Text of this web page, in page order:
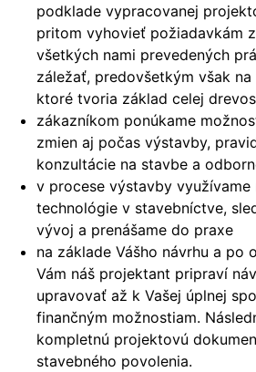
podklade vypracovanej
pritom vyhovieť požiadavkám
všetkých nami prevedených
záležať, predovšetkým však
ktoré tvoria základ celej
zákazníkom ponúkame
zmien aj počas výstavby,
konzultácie na stavbe a
v procese výstavby využívame
technológie v stavebníctve,
vývoj a prenášame do praxe
na základe Vášho návrhu a po
Vám náš projektant pripraví
upravovať až k Vašej úplnej
finančným možnostiam.
kompletnú projektovú
stavebného povolenia.